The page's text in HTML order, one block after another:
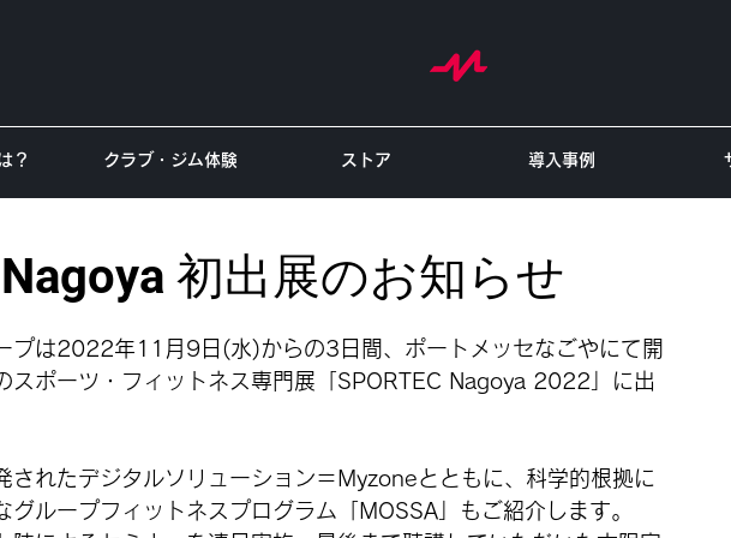
？ クラブ・ジム体験 ストア 導入事例
初出展のお知らせ
プは2022年11月9日(水)からの3日間、ポートメッセなごやにて開
スポーツ・フィットネス専門展「SPORTEC Nagoya 2022」に出
されたデジタルソリューション＝Myzoneとともに、科学的根拠に
グループフィットネスプログラム「MOSSA」もご紹介します。